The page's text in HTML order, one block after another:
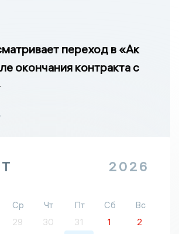
переход в «Ак
окончания контракта с
2026
Ср Чт Пт Сб
Вс
29 30 31 1
2